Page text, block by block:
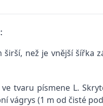
než je vnější šířka
tvaru písmene L.
vágrys (1 m od čisté